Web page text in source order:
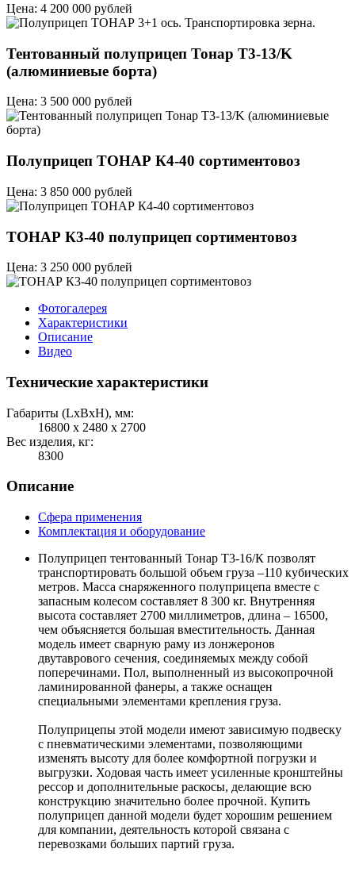
Цена: 4 200 000 рублей
Тентованный полуприцеп Тонар T3-13/K
(алюминиевые борта)
Цена: 3 500 000 рублей
Полуприцеп ТОНАР К4-40 сортиментовоз
Цена: 3 850 000 рублей
ТОНАР К3-40 полуприцеп сортиментовоз
Цена: 3 250 000 рублей
Фотогалерея
Характеристики
Описание
Видео
Технические характеристики
Габариты (LхBхH), мм:
16800 х 2480 х 2700
Вес изделия, кг:
8300
Описание
Сфера применения
Комплектация и оборудование
Полуприцеп тентованный Тонар Т3-16/К позволят
транспортировать большой объем груза –110 кубических
метров. Масса снаряженного полуприцепа вместе с
запасным колесом составляет 8 300 кг. Внутренняя
высота составляет 2700 миллиметров, длина – 16500,
чем объясняется большая вместительность. Данная
модель имеет сварную раму из лонжеронов
двутаврового сечения, соединяемых между собой
поперечинами. Пол, выполненный из высокопрочной
ламинированной фанеры, а также оснащен
специальными элементами крепления груза.
Полуприцепы этой модели имеют зависимую подвеску
с пневматическими элементами, позволяющими
изменять высоту для более комфортной погрузки и
выгрузки. Ходовая часть имеет усиленные кронштейны
рессор и дополнительные раскосы, делающие всю
конструкцию значительно более прочной. Купить
полуприцеп данной модели будет хорошим решением
для компании, деятельность которой связана с
перевозками больших партий груза.